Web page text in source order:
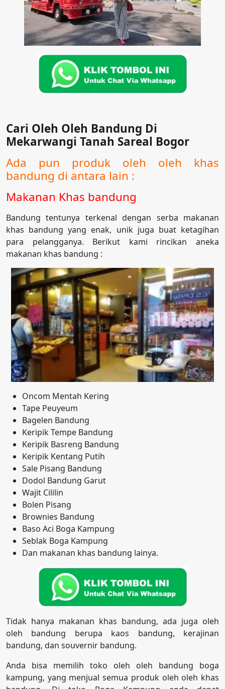
Cari Oleh Oleh Bandung Di
Mekarwangi Tanah Sareal Bogor
Ada pun produk oleh oleh khas
bandung di antara lain :
Makanan Khas bandung
Bandung tentunya terkenal dengan serba makanan
khas bandung yang enak, unik juga buat ketagihan
para pelangganya. Berikut kami rincikan aneka
makanan khas bandung :
Oncom Mentah Kering
Tape Peuyeum
Bagelen Bandung
Keripik Tempe Bandung
Keripik Basreng Bandung
Keripik Kentang Putih
Sale Pisang Bandung
Dodol Bandung Garut
Wajit Cililin
Bolen Pisang
Brownies Bandung
Baso Aci Boga Kampung
Seblak Boga Kampung
Dan makanan khas bandung lainya.
Tidak hanya makanan khas bandung, ada juga oleh
oleh bandung berupa kaos bandung, kerajinan
bandung, dan souvernir bandung.
Anda bisa memilih toko oleh oleh bandung boga
kampung, yang menjual semua produk oleh oleh khas